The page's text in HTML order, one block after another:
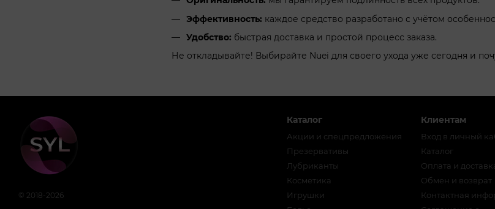
Эффективность: каждое средство разработано с учётом
Удобство: быстрая доставка и простой процесс заказа.
Не откладывайте! Выбирайте Nuei для своего ухода уже сегодня и
© 2018-2026
Каталог
Акции и спецпредложения
Презервативы
Лубриканты
Косметика
Игрушки
Клиентам
Вход в личный
Каталог
Оплата и
Обмен и возврат
Контактная